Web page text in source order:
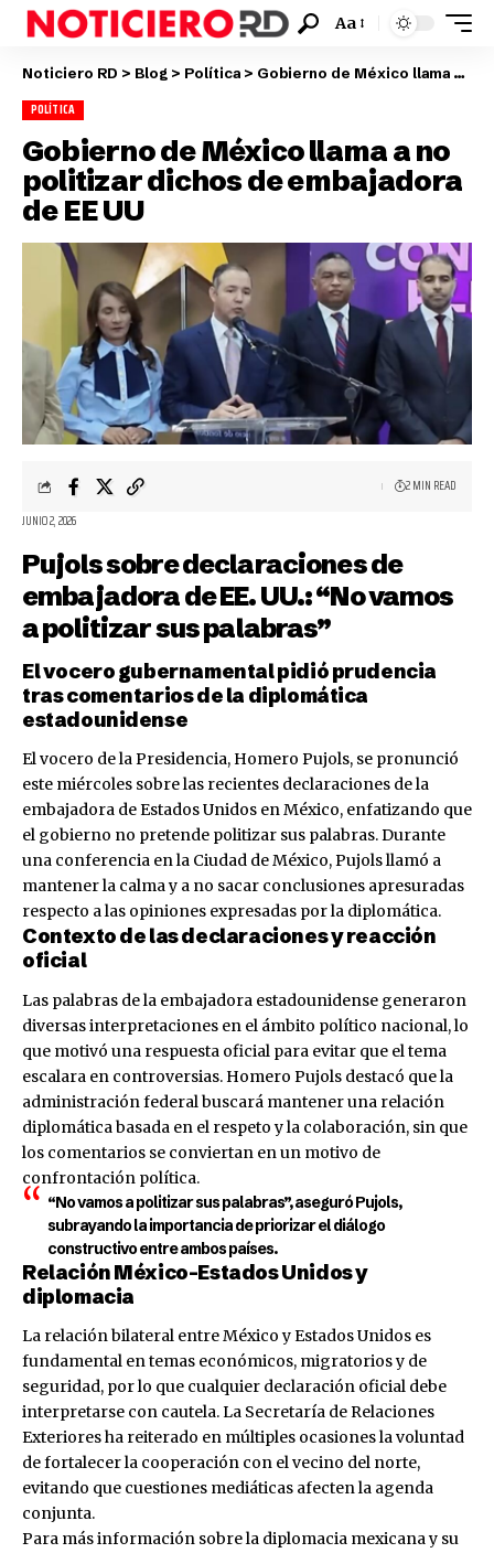
Aa
Noticiero RD > Blog > Política > Gobierno de México llama a no politizar dichos de embajadora de EE UU
POLÍTICA
Gobierno de México llama a no
politizar dichos de embajadora
de EE UU
JUNIO 2, 2026
2 MIN READ
Pujols sobre declaraciones de
embajadora de EE. UU.: “No vamos
a politizar sus palabras”
El vocero gubernamental pidió prudencia
tras comentarios de la diplomática
estadounidense
El vocero de la Presidencia, Homero Pujols, se pronunció
este miércoles sobre las recientes declaraciones de la
embajadora de Estados Unidos en México, enfatizando que
el gobierno no pretende politizar sus palabras. Durante
una conferencia en la Ciudad de México, Pujols llamó a
mantener la calma y a no sacar conclusiones apresuradas
respecto a las opiniones expresadas por la diplomática.
Contexto de las declaraciones y reacción
oficial
Las palabras de la embajadora estadounidense generaron
diversas interpretaciones en el ámbito político nacional, lo
que motivó una respuesta oficial para evitar que el tema
escalara en controversias. Homero Pujols destacó que la
administración federal buscará mantener una relación
diplomática basada en el respeto y la colaboración, sin que
los comentarios se conviertan en un motivo de
confrontación política.
“No vamos a politizar sus palabras”, aseguró Pujols,
subrayando la importancia de priorizar el diálogo
constructivo entre ambos países.
Relación México-Estados Unidos y
diplomacia
La relación bilateral entre México y Estados Unidos es
fundamental en temas económicos, migratorios y de
seguridad, por lo que cualquier declaración oficial debe
interpretarse con cautela. La Secretaría de Relaciones
Exteriores ha reiterado en múltiples ocasiones la voluntad
de fortalecer la cooperación con el vecino del norte,
evitando que cuestiones mediáticas afecten la agenda
conjunta.
Para más información sobre la diplomacia mexicana y su